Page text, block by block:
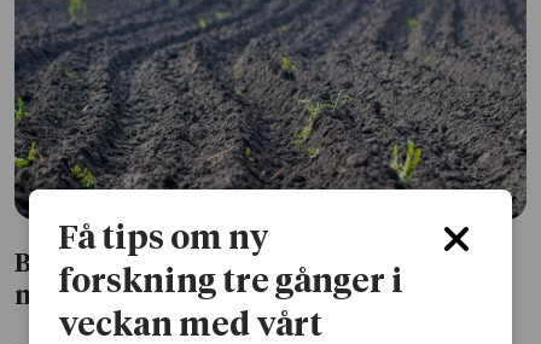
Bekämpningsmedel kan skada livet i
marken
Få tips om ny
forskning tre gånger i
veckan med vårt